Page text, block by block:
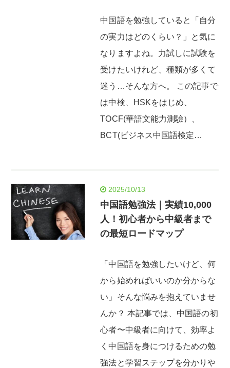
中国語を勉強していると「自分
の実力はどのくらい？」と気に
なりますよね。力試しに試験を
受けたいけれど、種類が多くて
迷う…そんな方へ。 この記事で
は中検、HSKをはじめ、
TOCF(華語文能力測驗）、
BCT(ビジネス中国語検定…
2025/10/13
中国語勉強法｜実績10,000
人！初心者から中級者まで
の最短ロードマップ
「中国語を勉強したいけど、何
から始めればいいのか分からな
い」そんな悩みを抱えていませ
んか？ 本記事では、中国語の初
心者〜中級者に向けて、効率よ
く中国語を身につけるための勉
強法と学習ステップを分かりや